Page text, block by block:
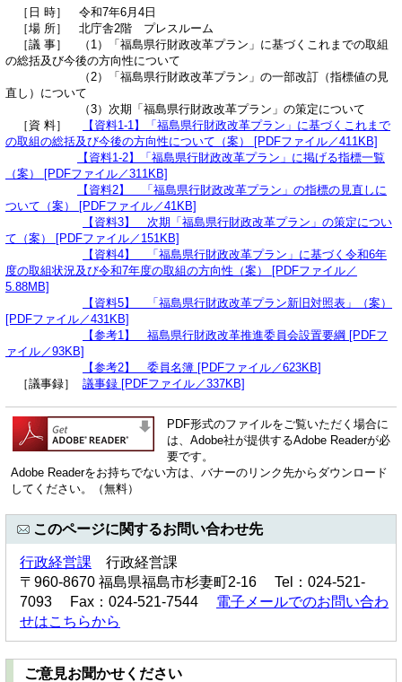
［日 時］ 令和7年6月4日
［場 所］ 北庁舎2階 プレスルーム
［議 事］ （1）「福島県行財政改革プラン」に基づくこれまでの取組
の総括及び今後の方向性について
（2）「福島県行財政改革プラン」の一部改訂（指標値の見
直し）について
（3）次期「福島県行財政改革プラン」の策定について
［資 料］
【資料1-1】「福島県行財政改革プラン」に基づくこれまで
の取組の総括及び今後の方向性について（案） [PDFファイル／411KB]
【資料1-2】「福島県行財政改革プラン」に掲げる指標一覧
（案） [PDFファイル／311KB]
【資料2】 「福島県行財政改革プラン」の指標の見直しに
ついて（案） [PDFファイル／41KB]
【資料3】 次期「福島県行財政改革プラン」の策定につい
て（案） [PDFファイル／151KB]
【資料4】 「福島県行財政改革プラン」に基づく令和6年
度の取組状況及び令和7年度の取組の方向性（案） [PDFファイル／
5.88MB]
【資料5】 「福島県行財政改革プラン新旧対照表」（案）
[PDFファイル／431KB]
【参考1】 福島県行財政改革推進委員会設置要綱 [PDFフ
ァイル／93KB]
【参考2】 委員名簿 [PDFファイル／623KB]
［議事録］ 議事録 [PDFファイル／337KB]
PDF形式のファイルをご覧いただく場合に
は、Adobe社が提供するAdobe Readerが必
要です。
Adobe Readerをお持ちでない方は、バナーのリンク先からダウンロード
してください。（無料）
このページに関するお問い合わせ先
行政経営課 行政経営課
〒960-8670 福島県福島市杉妻町2-16 Tel：024-521-
7093 Fax：024-521-7544 電子メールでのお問い合わ
せはこちらから
ご意見お聞かせください